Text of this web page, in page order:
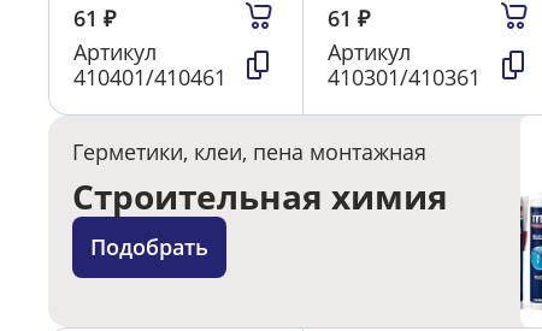
61 ₽
Артикул
410401/410461
61₽
Артикул
410301/410361
Герметики, клеи, пена монтажная
Строительная химия
Подобрать